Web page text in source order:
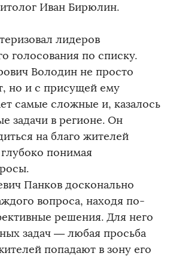
Иван Бирюлин.
лидеров
голосования по списку.
Володин не просто
но и с присущей ему
самые сложные и, казалось
задачи в регионе. Он
на благо жителей
понимая
Панков досконально
вопроса, находя по-
решения. Для него
задач — любая просьба
попадают в зону его